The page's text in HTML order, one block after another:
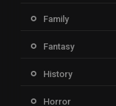
Family
Fantasy
History
Horror